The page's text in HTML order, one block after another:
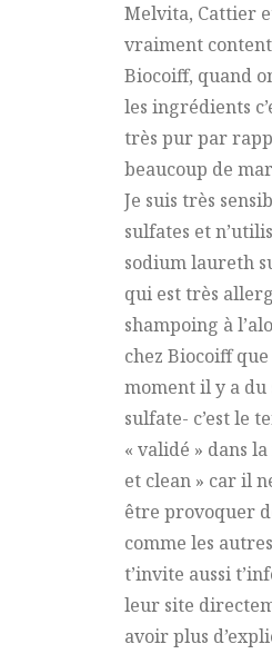
Melvita, Cattier
vraiment
Biocoiff, quand
les ingrédients
très pur par
beaucoup de
Je suis très
sulfates et
sodium laureth
qui est très
shampoing à
chez Biocoiff
moment il y a du
sulfate- c’est le
« validé » dans
et clean » car il
être provoquer
comme les
t’invite aussi
leur site
avoir plus